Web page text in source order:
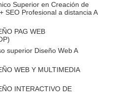
Superior en Creación de
SEO Profesional a distancia A
PAG WEB
superior Diseño Web A
WEB Y MULTIMEDIA
INTERACTIVO DE